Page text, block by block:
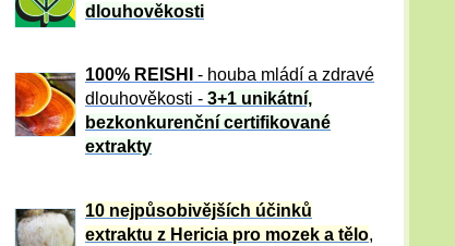
dlouhověkosti
100% REISHI
- houba mládí a zdravé
dlouhověkosti - 3+1 unikátní,
bezkonkurenční certifikované
extrakty
10 nejpůsobivějších účinků
extraktu z Hericia pro mozek a tělo,